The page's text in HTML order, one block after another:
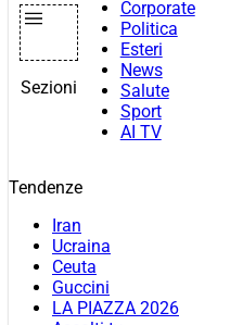
Sezioni
Corporate
Politica
Esteri
News
Salute
Sport
AI TV
Tendenze
Iran
Ucraina
Ceuta
Guccini
LA PIAZZA 2026